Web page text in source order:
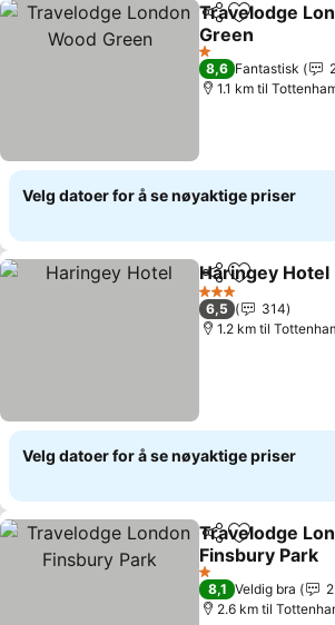
Del Legg til i
Travelodge
Green
1 Stjerner
8,6 Fantastisk
1.1 km til
Velg datoer for å se nøyaktige priser
Del Legg til i
Haringey Hotel
3 Stjerner
6,5
314
1.2 km til
Velg datoer for å se nøyaktige priser
Del Legg til i
Travelodge
Finsbury Park
1 Stjerner
8,1 Veldig bra
2.6 km til